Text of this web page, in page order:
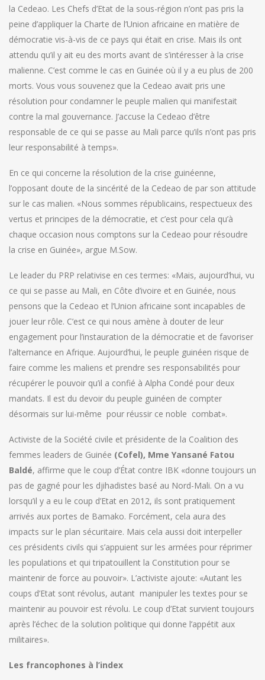
la Cedeao. Les Chefs d’Etat de la sous-région n’ont pas pris la
peine d’appliquer la Charte de l’Union africaine en matière de
démocratie vis-à-vis de ce pays qui était en crise. Mais ils ont
attendu qu’il y ait eu des morts avant de s’intéresser à la crise
malienne. C’est comme le cas en Guinée où il y a eu plus de 200
morts. Vous vous souvenez que la Cedeao avait pris une
résolution pour condamner le peuple malien qui manifestait
contre la mal gouvernance. J’accuse la Cedeao d’être
responsable de ce qui se passe au Mali parce qu’ils n’ont pas pris
leur responsabilité à temps».
En ce qui concerne la résolution de la crise guinéenne,
l’opposant doute de la sincérité de la Cedeao de par son attitude
sur le cas malien. «Nous sommes républicains, respectueux des
vertus et principes de la démocratie, et c’est pour cela qu’à
chaque occasion nous comptons sur la Cedeao pour résoudre
la crise en Guinée», argue M.Sow.
Le leader du PRP relativise en ces termes: «Mais, aujourd’hui, vu
ce qui se passe au Mali, en Côte d’ivoire et en Guinée, nous
pensons que la Cedeao et l’Union africaine sont incapables de
jouer leur rôle. C’est ce qui nous amène à douter de leur
engagement pour l’instauration de la démocratie et de favoriser
l’alternance en Afrique. Aujourd’hui, le peuple guinéen risque de
faire comme les maliens et prendre ses responsabilités pour
récupérer le pouvoir qu’il a confié à Alpha Condé pour deux
mandats. Il est du devoir du peuple guinéen de compter
désormais sur lui-même pour réussir ce noble combat».
Activiste de la Société civile et présidente de la Coalition des
femmes leaders de Guinée (Cofel), Mme Yansané Fatou
Baldé, affirme que le coup d’État contre IBK «donne toujours un
pas de gagné pour les djihadistes basé au Nord-Mali. On a vu
lorsqu’il y a eu le coup d’Etat en 2012, ils sont pratiquement
arrivés aux portes de Bamako. Forcément, cela aura des
impacts sur le plan sécuritaire. Mais cela aussi doit interpeller
ces présidents civils qui s’appuient sur les armées pour réprimer
les populations et qui tripatouillent la Constitution pour se
maintenir de force au pouvoir». L’activiste ajoute: «Autant les
coups d’Etat sont révolus, autant manipuler les textes pour se
maintenir au pouvoir est révolu. Le coup d’Etat survient toujours
après l’échec de la solution politique qui donne l’appétit aux
militaires».
Les francophones à l’index